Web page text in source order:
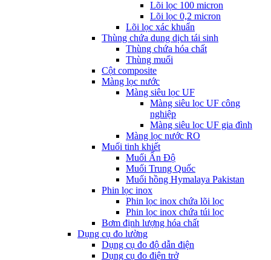
Lõi lọc 100 micron
Lõi lọc 0,2 micron
Lõi lọc xác khuẩn
Thùng chứa dung dịch tái sinh
Thùng chứa hóa chất
Thùng muối
Cột composite
Màng lọc nước
Màng siêu lọc UF
Màng siêu lọc UF công
nghiệp
Màng siêu lọc UF gia đình
Màng lọc nước RO
Muối tinh khiết
Muối Ấn Độ
Muối Trung Quốc
Muối hồng Hymalaya Pakistan
Phin lọc inox
Phin lọc inox chứa lõi lọc
Phin lọc inox chứa túi lọc
Bơm định lượng hóa chất
Dụng cụ đo lường
Dụng cụ đo độ dẫn điện
Dụng cụ đo điện trở